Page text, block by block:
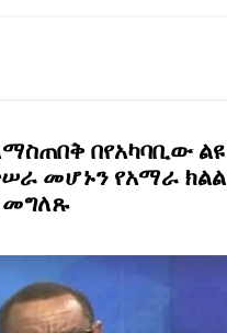
በየአካባቢው ልዩ
መሆኑን የአማራ ክልል
መግለጹ